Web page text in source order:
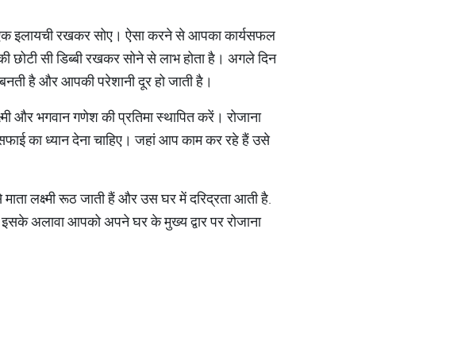
इलायची रखकर सोए। ऐसा करने से आपका कार्यसफल
सी डिब्बी रखकर सोने से लाभ होता है। अगले दिन
है और आपकी परेशानी दूर हो जाती है।
और भगवान गणेश की प्रतिमा स्थापित करें। रोजाना
का ध्यान देना चाहिए। जहां आप काम कर रहे हैं उसे
लक्ष्मी रूठ जाती हैं और उस घर में दरिद्रता आती है.
अलावा आपको अपने घर के मुख्य द्वार पर रोजाना